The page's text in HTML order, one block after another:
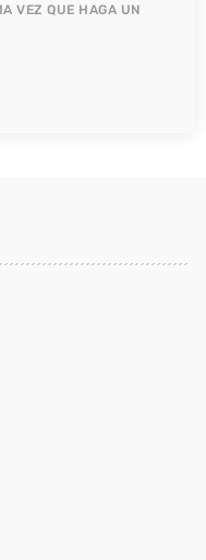
VEZ QUE HAGA UN